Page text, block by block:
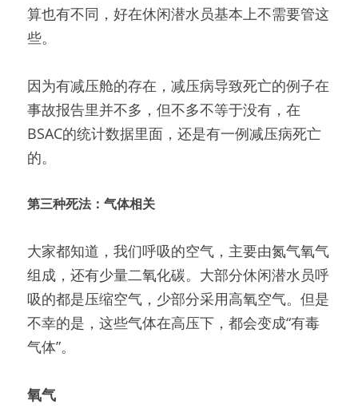
算也有不同，好在休闲潜水员基本上不需要管这
些。
因为有减压舱的存在，减压病导致死亡的例子在
事故报告里并不多，但不多不等于没有，在
BSAC的统计数据里面，还是有一例减压病死亡
的。
第三种死法：气体相关
大家都知道，我们呼吸的空气，主要由氮气氧气
组成，还有少量二氧化碳。大部分休闲潜水员呼
吸的都是压缩空气，少部分采用高氧空气。但是
不幸的是，这些气体在高压下，都会变成“有毒
气体”。
氧气